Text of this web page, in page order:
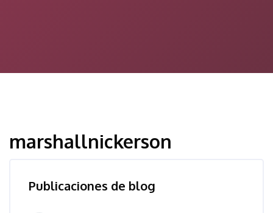
marshallnickerson
Publicaciones de blog